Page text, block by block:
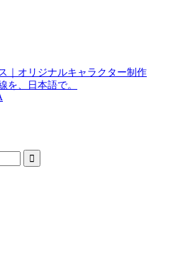
｜オリジナルキャラクター制作
を、日本語で。